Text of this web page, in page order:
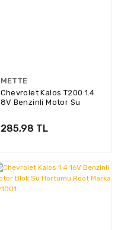
METTE
Chevrolet Kalos T200 1.4
8V Benzinli Motor Su
285,98 TL